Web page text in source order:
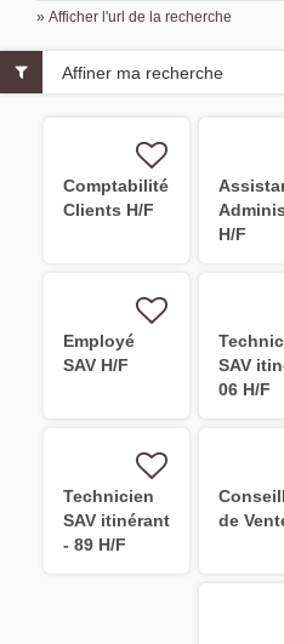
» Afficher l'url de la recherche
Comptabilité
Clients H/F
H/F
Employé
SAV H/F
SAV
06 H/F
Technicien
SAV itinérant
- 89 H/F
de
Affiner ma recherche